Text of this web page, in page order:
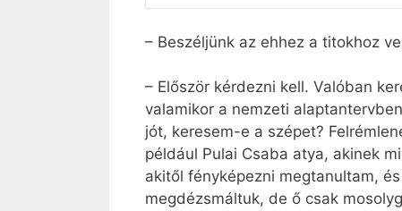
– Beszéljünk az ehhez a titokhoz
– Először kérdezni kell. Valóban
valamikor a nemzeti
jót, keresem-e a szépet?
például Pulai Csaba atya, akinek
akitől fényképezni megtanultam,
megdézsmáltuk, de ő csak